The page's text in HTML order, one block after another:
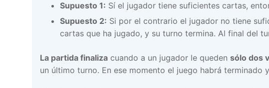
Supuesto 1: Sí el jugador tiene suficientes cartas,
Supuesto 2: Si por el contrario el jugador no tiene
cartas que ha jugado, y su turno termina. Al final del
La partida finaliza cuando a un jugador le queden sólo dos
un último turno. En ese momento el juego habrá terminado y